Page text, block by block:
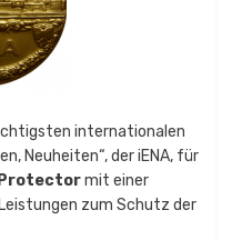
internationalen
Neuheiten“, der iENA, für
Protectormit einer
zum Schutz der